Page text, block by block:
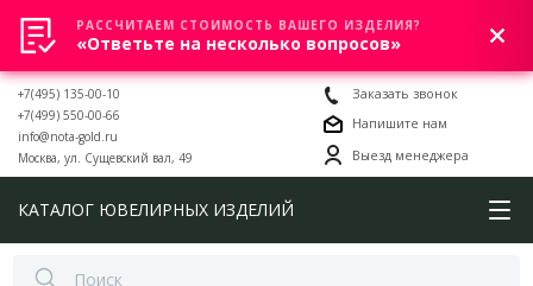
0
+7(495) 135-00-10
+7(499) 550-00-66
info@nota-gold.ru
Москва, ул. Сущевский вал, 49
Заказать звонок
Напишите нам
Выезд менеджера
КАТАЛОГ ЮВЕЛИРНЫХ ИЗДЕЛИЙ
РАССЧИТАЕМ СТОИМОСТЬ ВАШЕГО ИЗДЕЛИЯ?
«Ответьте на несколько вопросов»